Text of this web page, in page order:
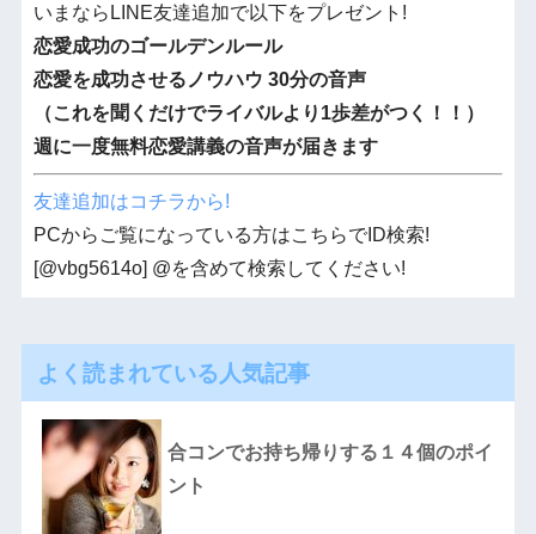
いまならLINE友達追加で以下をプレゼント!
恋愛成功のゴールデンルール
恋愛を成功させるノウハウ 30分の音声
（これを聞くだけでライバルより1歩差がつく！！）
週に一度無料恋愛講義の音声が届きます
友達追加はコチラから!
PCからご覧になっている方はこちらでID検索!
[@vbg5614o] @を含めて検索してください!
よく読まれている人気記事
合コンでお持ち帰りする１４個のポイ
ント